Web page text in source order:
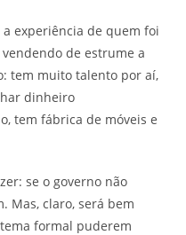
experiência de quem foi
de estrume a
tem muito talento por aí,
dinheiro
tem fábrica de móveis e
se o governo não
Mas, claro, será bem
formal puderem